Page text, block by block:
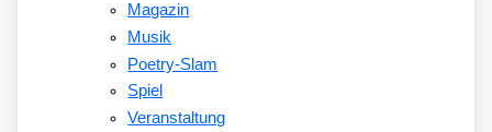
Magazin
Musik
Poetry-Slam
Spiel
Veranstaltung